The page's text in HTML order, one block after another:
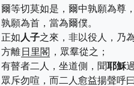
爾等切莫如是，爾中孰願為尊
孰願為首，當為爾僕。
正如 人子之來，非以役人，乃
方離 日里閣 ，眾羣從之；
有瞽者二人，坐道側，聞耶穌
眾斥勿喧，而二人愈益揚聲呼